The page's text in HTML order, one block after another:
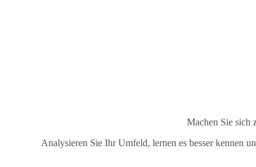
Machen Sie sich
Analysieren Sie Ihr Umfeld, lernen es besser kennen